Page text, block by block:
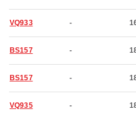
VQ933 -
BS157 -
BS157 -
VQ935 -